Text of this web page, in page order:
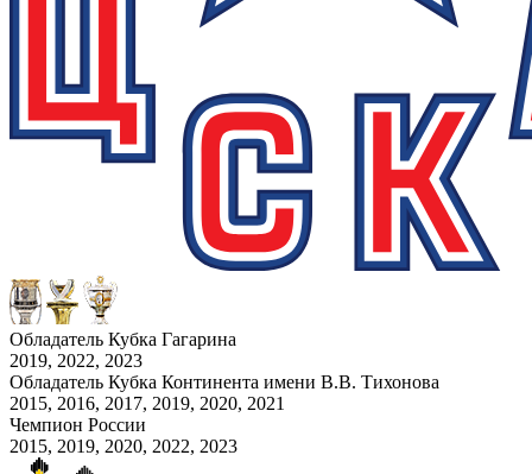
Обладатель Кубка Гагарина
2019, 2022, 2023
Обладатель Кубка Континента имени В.В. Тихонова
2015, 2016, 2017, 2019, 2020, 2021
Чемпион России
2015, 2019, 2020, 2022, 2023